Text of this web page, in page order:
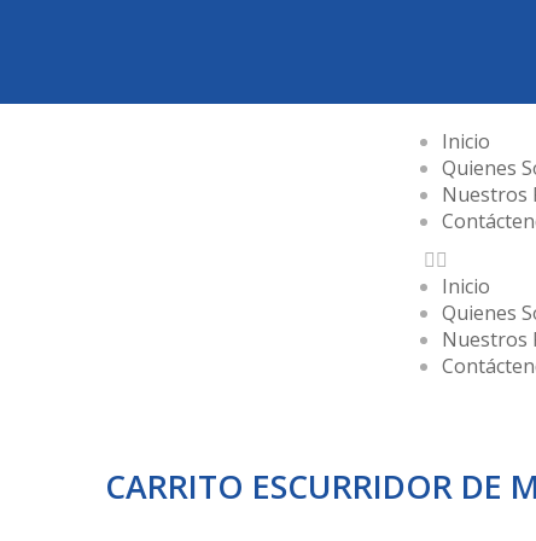
Inicio
Quienes
Nuestros
Inicio
Quienes
Nuestros
CARRITO ESCURRIDOR DE